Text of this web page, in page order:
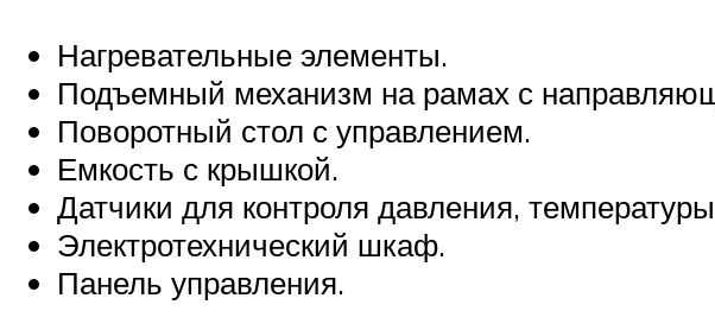
Нагревательные элементы.
Подъемный механизм на рамах с
Поворотный стол с управлением.
Емкость с крышкой.
Датчики для контроля давления,
Электротехнический шкаф.
Панель управления.